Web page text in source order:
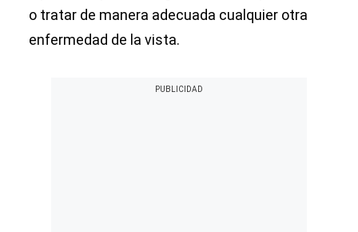
o tratar de manera adecuada cualquier otra
enfermedad de la vista.